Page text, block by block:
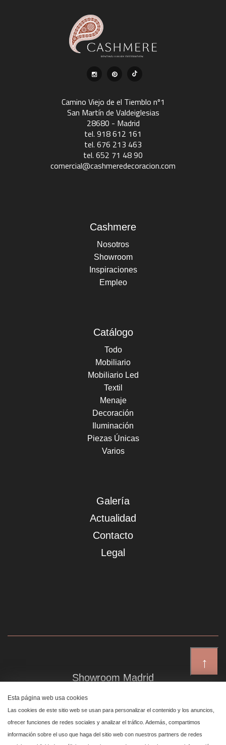
↑
Camino Viejo de el Tiemblo nº1
San Martín de Valdeiglesias
28680 - Madrid
tel. 918 612 161
tel. 676 213 463
tel. 652 71 48 90
comercial@cashmeredecoracion.com
Cashmere
Nosotros
Showroom
Inspiraciones
Empleo
Catálogo
Todo
Mobiliario
Mobiliario Led
Textil
Menaje
Decoración
Iluminación
Piezas Únicas
Varios
Galería
Actualidad
Contacto
Legal
Showroom Madrid
Plaza de Canalejas 6, 4 izq
Centro, 28014 Madrid
Esta página web usa cookies
Las cookies de este sitio web se usan para personalizar el contenido y los anuncios,
ofrecer funciones de redes sociales y analizar el tráfico. Además, compartimos
información sobre el uso que haga del sitio web con nuestros partners de redes